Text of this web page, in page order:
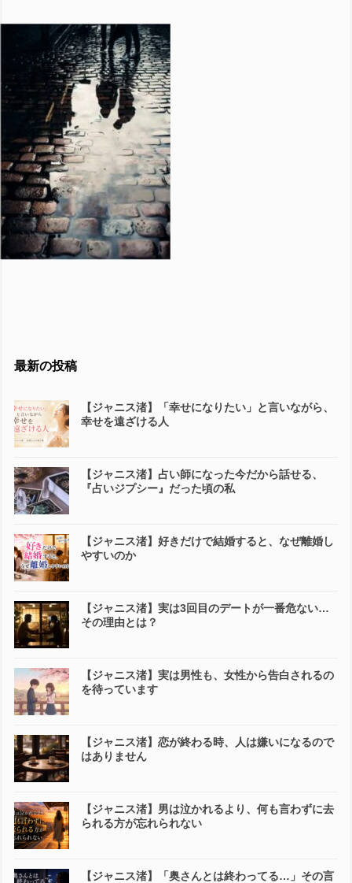
最新の投稿
【ジャニス渚】「幸せになりたい」と言いながら、
幸せを遠ざける人
【ジャニス渚】占い師になった今だから話せる、
『占いジプシー』だった頃の私
【ジャニス渚】好きだけで結婚すると、なぜ離婚し
やすいのか
【ジャニス渚】実は3回目のデートが一番危ない…
その理由とは？
【ジャニス渚】実は男性も、女性から告白されるの
を待っています
【ジャニス渚】恋が終わる時、人は嫌いになるので
はありません
【ジャニス渚】男は泣かれるより、何も言わずに去
られる方が忘れられない
【ジャニス渚】「奥さんとは終わってる…」その言